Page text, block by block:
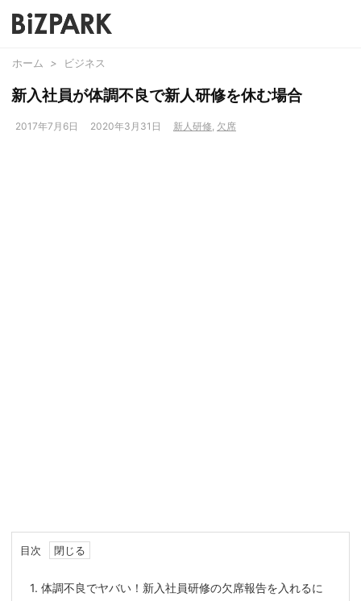
ホーム > ビジネス
新入社員が体調不良で新人研修を休む場合
2017年7月6日 2020年3月31日 新人研修, 欠席
目次
1. 体調不良でヤバい！新入社員研修の欠席報告を入れるに